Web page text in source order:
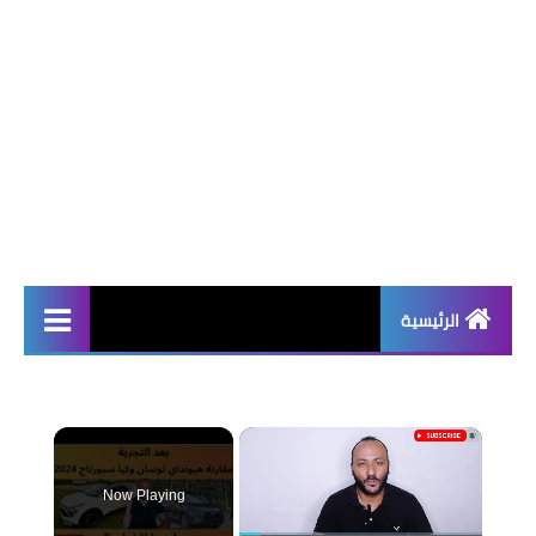
الرئيسية
إذاعات مدرسية | School
Radio
موضوعات تعبير | Essay
Topics
×
Now Playing